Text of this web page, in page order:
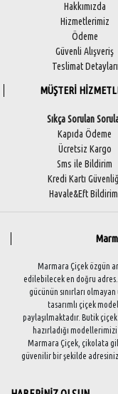
Hakkımızda
Hizmetlerimiz
Ödeme
Güvenli Alışveriş
Teslimat Detayları
MÜŞTERİ
Sıkça Sorulan
Kapıda Ödeme
Ücretsiz Kargo
Sms ile Bildirim
Kredi Kartı
Havale&Eft
Marmara Çiçek özgün
edilebilecek en doğru adres.
gücünün sınırları
tasarımlı çiçek
paylaşılmaktadır. Butik
hazırladığı
Marmara Çiçek, çikolata
güvenilir bir şekilde